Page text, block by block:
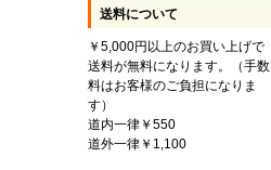
送料について
￥5,000円以上のお買い上げで
送料が無料になります。（手数
料はお客様のご負担になりま
す）
道内一律￥550
道外一律￥1,100